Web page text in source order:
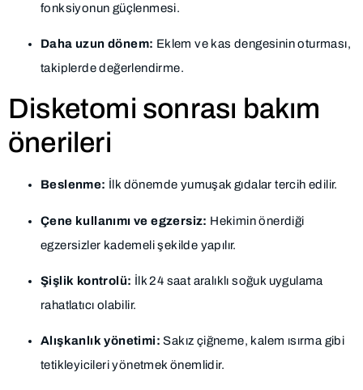
fonksiyonun güçlenmesi.
Daha uzun dönem: Eklem ve kas dengesinin oturması,
takiplerde değerlendirme.
Disketomi sonrası bakım
önerileri
Beslenme: İlk dönemde yumuşak gıdalar tercih edilir.
Çene kullanımı ve egzersiz: Hekimin önerdiği
egzersizler kademeli şekilde yapılır.
Şişlik kontrolü: İlk 24 saat aralıklı soğuk uygulama
rahatlatıcı olabilir.
Alışkanlık yönetimi: Sakız çiğneme, kalem ısırma gibi
tetikleyicileri yönetmek önemlidir.